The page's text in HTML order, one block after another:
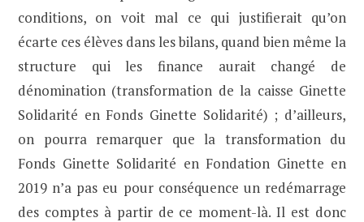
conditions, on voit mal ce qui justifierait qu’on
écarte ces élèves dans les bilans, quand bien même la
structure qui les finance aurait changé de
dénomination (transformation de la caisse Ginette
Solidarité en Fonds Ginette Solidarité) ; d’ailleurs,
on pourra remarquer que la transformation du
Fonds Ginette Solidarité en Fondation Ginette en
2019 n’a pas eu pour conséquence un redémarrage
des comptes à partir de ce moment-là. Il est donc